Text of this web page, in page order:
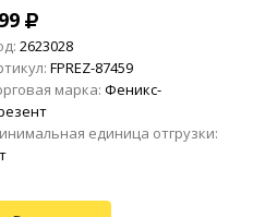
2623028
FPREZ-87459
марка: Феникс-
единица отгрузки: